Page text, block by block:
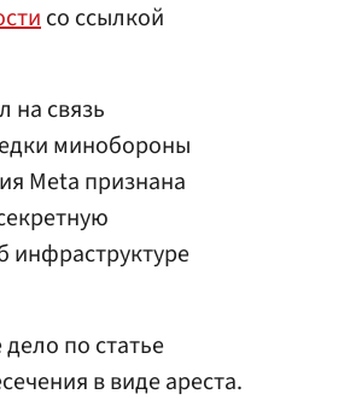
со ссылкой
связь
минобороны
Meta признана
по статье
в виде ареста.